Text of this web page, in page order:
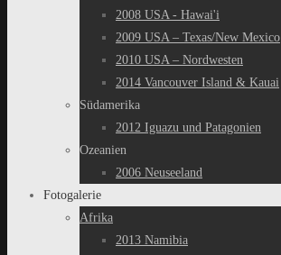
2008 USA - Hawai'i
2009 USA – Texas/New Mexico
2010 USA – Nordwesten
2014 Vancouver Island & Kauai
Südamerika
2012 Iguazu und Patagonien
Ozeanien
2006 Neuseeland
Fotogalerie
Afrika
2013 Namibia